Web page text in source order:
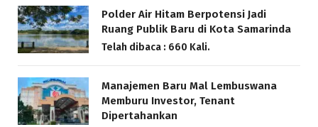
Polder Air Hitam Berpotensi Jadi
Ruang Publik Baru di Kota Samarinda
Telah dibaca : 660 Kali.
Manajemen Baru Mal Lembuswana
Memburu Investor, Tenant
Dipertahankan